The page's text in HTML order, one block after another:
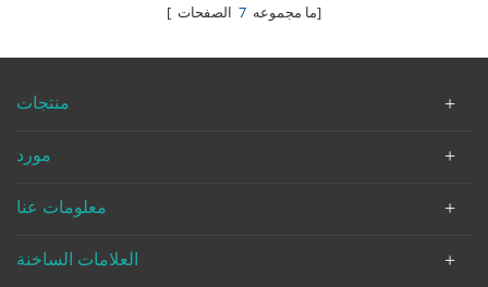
[ ما مجموعه 7 الصفحات]
منتجات
مورد
معلومات عنا
العلامات الساخنة